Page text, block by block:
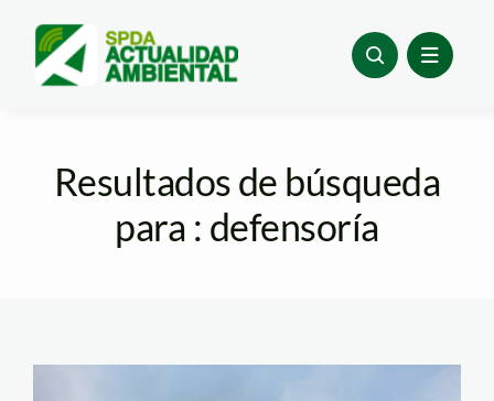
content
Resultados de búsqueda
para : defensoría